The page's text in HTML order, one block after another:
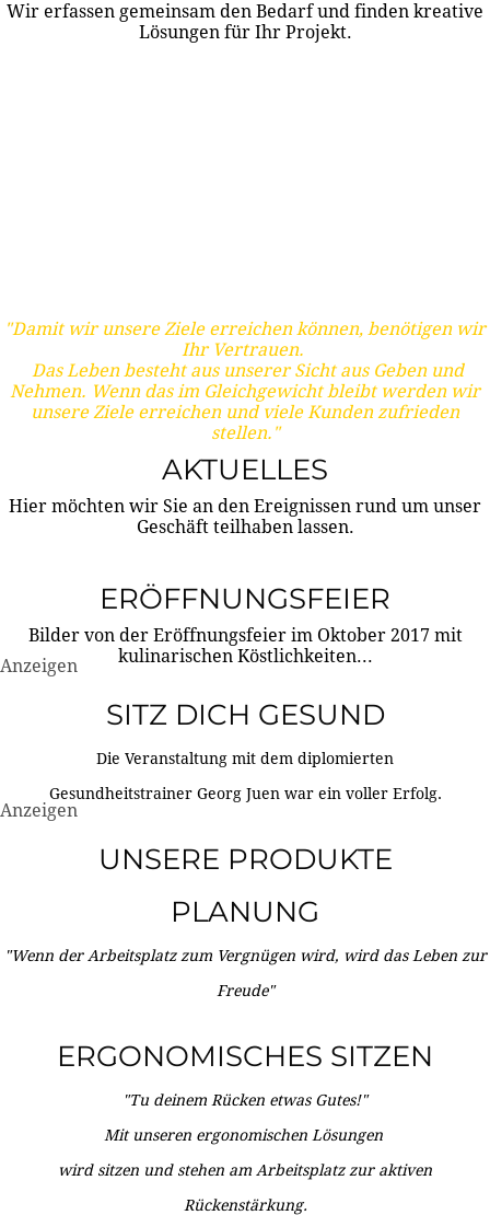
Wir erfassen gemeinsam den Bedarf und finden kreative
Lösungen für Ihr Projekt.
"Damit wir unsere Ziele erreichen können, benötigen wir
Ihr Vertrauen.
Das Leben besteht aus unserer Sicht aus Geben und
Nehmen. Wenn das im Gleichgewicht bleibt werden wir
unsere Ziele erreichen und viele Kunden zufrieden
stellen."
AKTUELLES
Hier möchten wir Sie an den Ereignissen rund um unser
Geschäft teilhaben lassen.
ERÖFFNUNGSFEIER
Bilder von der Eröffnungsfeier im Oktober 2017 mit
kulinarischen Köstlichkeiten...
Anzeigen
SITZ DICH GESUND
Die Veranstaltung mit dem diplomierten
Gesundheitstrainer Georg Juen war ein voller Erfolg.
Anzeigen
UNSERE PRODUKTE
PLANUNG
"Wenn der Arbeitsplatz zum Vergnügen wird, wird das Leben zur
Freude"
ERGONOMISCHES SITZEN
"Tu deinem Rücken etwas Gutes!"
Mit unseren ergonomischen Lösungen
wird sitzen und stehen am Arbeitsplatz zur aktiven
Rückenstärkung.